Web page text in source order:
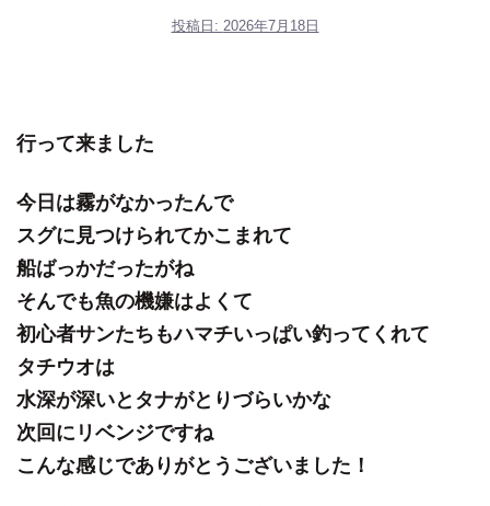
投稿日: 2026年7月18日
行って来ました
今日は霧がなかったんで
スグに見つけられてかこまれて
船ばっかだったがね
そんでも魚の機嫌はよくて
初心者サンたちもハマチいっぱい釣ってくれて
タチウオは
水深が深いとタナがとりづらいかな
次回にリベンジですね
こんな感じでありがとうございました！